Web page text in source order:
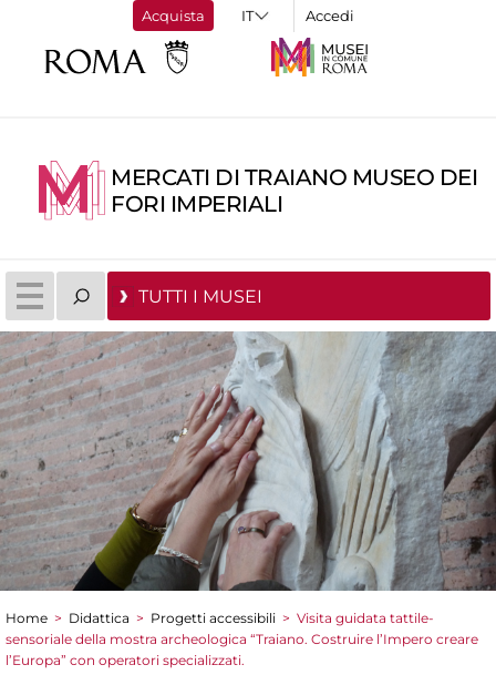
Acquista Accedi
MERCATI DI TRAIANO MUSEO DEI
FORI IMPERIALI
TUTTI I MUSEI
Tu sei qui
Home > Didattica > Progetti accessibili > Visita guidata tattile-
sensoriale della mostra archeologica “Traiano. Costruire l’Impero creare
l’Europa” con operatori specializzati.